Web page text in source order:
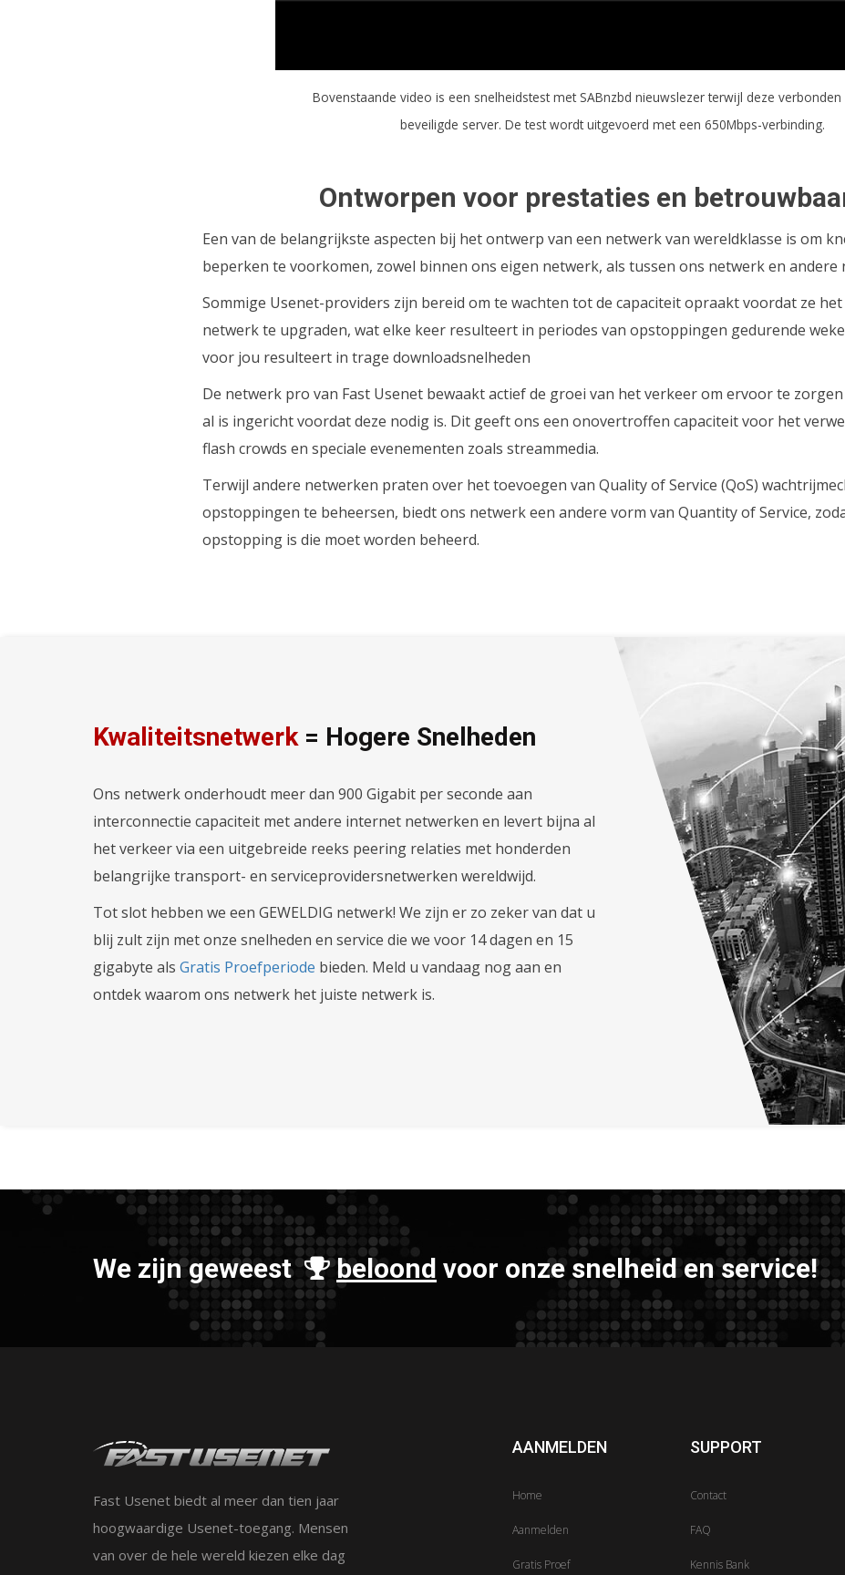
Bovenstaande video is een snelheidstest met SABnzbd nieuwslezer terwijl deze
beveiligde server. De test wordt uitgevoerd met een 650Mbps-verbinding.
Ontworpen voor prestaties en
Een van de belangrijkste aspecten bij het ontwerp van een netwerk van wereldklasse is om
beperken te voorkomen, zowel binnen ons eigen netwerk, als tussen ons netwerk en
Sommige Usenet-providers zijn bereid om te wachten tot de capaciteit opraakt voordat ze
netwerk te upgraden, wat elke keer resulteert in periodes van opstoppingen gedurende
voor jou resulteert in trage downloadsnelheden
De netwerk pro van Fast Usenet bewaakt actief de groei van het verkeer om ervoor te
al is ingericht voordat deze nodig is. Dit geeft ons een onovertroffen capaciteit voor het
flash crowds en speciale evenementen zoals streammedia.
Terwijl andere netwerken praten over het toevoegen van Quality of Service (QoS)
opstoppingen te beheersen, biedt ons netwerk een andere vorm van Quantity of Service,
opstopping is die moet worden beheerd.
Kwaliteitsnetwerk= Hogere Snelheden
Ons netwerk onderhoudt meer dan 900 Gigabit per seconde aan
interconnectie capaciteit met andere internet netwerken en levert bijna al
het verkeer via een uitgebreide reeks peering relaties met honderden
belangrijke transport- en serviceprovidersnetwerken wereldwijd.
Tot slot hebben we een GEWELDIG netwerk! We zijn er zo zeker van dat u
blij zult zijn met onze snelheden en service die we voor 14 dagen en 15
gigabyte als Gratis Proefperiode bieden. Meld u vandaag nog aan en
ontdek waarom ons netwerk het juiste netwerk is.
We zijn geweest beloond voor onze snelheid en service!
Fast Usenet biedt al meer dan tien jaar
hoogwaardige Usenet-toegang. Mensen
van over de hele wereld kiezen elke dag
AANMELDEN
Home
Aanmelden
Gratis Proef
SUPPORT
Contact
FAQ
Kennis Bank